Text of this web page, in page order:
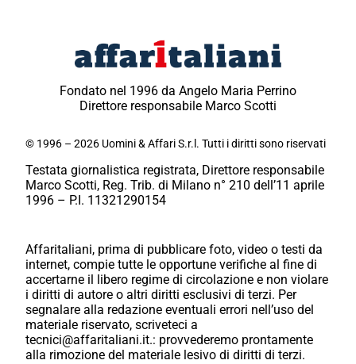
Fondato nel 1996 da Angelo Maria Perrino
Direttore responsabile Marco Scotti
© 1996 – 2026 Uomini & Affari S.r.l. Tutti i diritti sono riservati
Testata giornalistica registrata, Direttore responsabile
Marco Scotti, Reg. Trib. di Milano n° 210 dell’11 aprile
1996 – P.I. 11321290154
Affaritaliani, prima di pubblicare foto, video o testi da
internet, compie tutte le opportune verifiche al fine di
accertarne il libero regime di circolazione e non violare
i diritti di autore o altri diritti esclusivi di terzi. Per
segnalare alla redazione eventuali errori nell’uso del
materiale riservato, scriveteci a
tecnici@affaritaliani.it.: provvederemo prontamente
alla rimozione del materiale lesivo di diritti di terzi.